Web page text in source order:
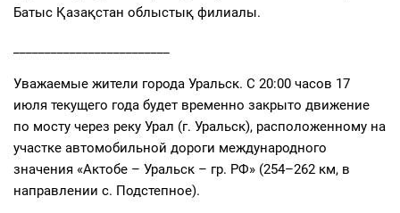
Батыс Қазақстан облыстық филиалы.
Уважаемые жители города Уральск. С 20:00 часов 17
июля текущего года будет временно закрыто движение
по мосту через реку Урал (г. Уральск), расположенному на
участке автомобильной дороги международного
значения «Актобе – Уральск – гр. РФ» (254–262 км, в
направлении с. Подстепное).